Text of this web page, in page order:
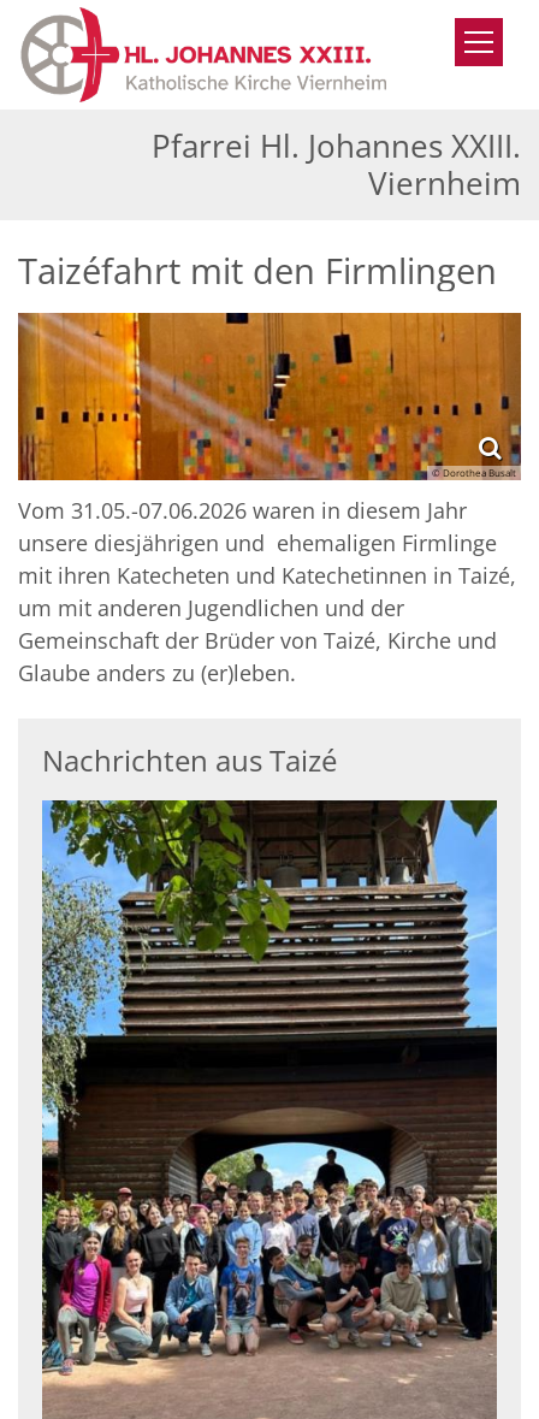
Zum Inhalt springen
Pfarrei Hl. Johannes XXIII.
Viernheim
Taizéfahrt mit den Firmlingen
© Dorothea Busalt
Vom 31.05.-07.06.2026 waren in diesem Jahr
unsere diesjährigen und ehemaligen Firmlinge
mit ihren Katecheten und Katechetinnen in Taizé,
um mit anderen Jugendlichen und der
Gemeinschaft der Brüder von Taizé, Kirche und
Glaube anders zu (er)leben.
Nachrichten aus Taizé